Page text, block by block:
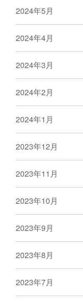
2024年5月
2024年4月
2024年3月
2024年2月
2024年1月
2023年12月
2023年11月
2023年10月
2023年9月
2023年8月
2023年7月